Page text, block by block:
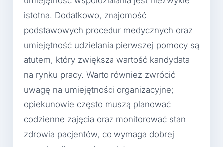
istotna. Dodatkowo, znajomość
podstawowych procedur medycznych oraz
umiejętność udzielania pierwszej pomocy są
atutem, który zwiększa wartość kandydata
na rynku pracy. Warto również zwrócić
uwagę na umiejętności organizacyjne;
opiekunowie często muszą planować
codzienne zajęcia oraz monitorować stan
zdrowia pacjentów, co wymaga dobrej